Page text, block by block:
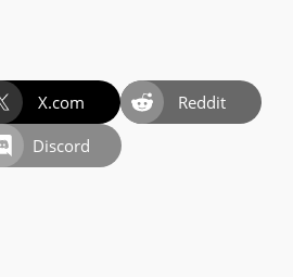
X.com
Reddit
Discord